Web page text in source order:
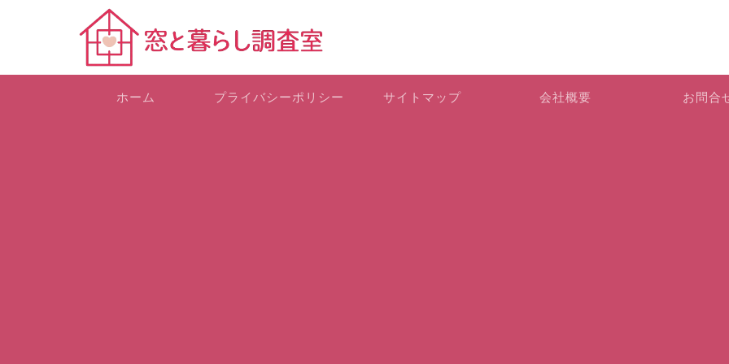
ホーム プライバシーポリシー サイトマップ 会社概要 お問合